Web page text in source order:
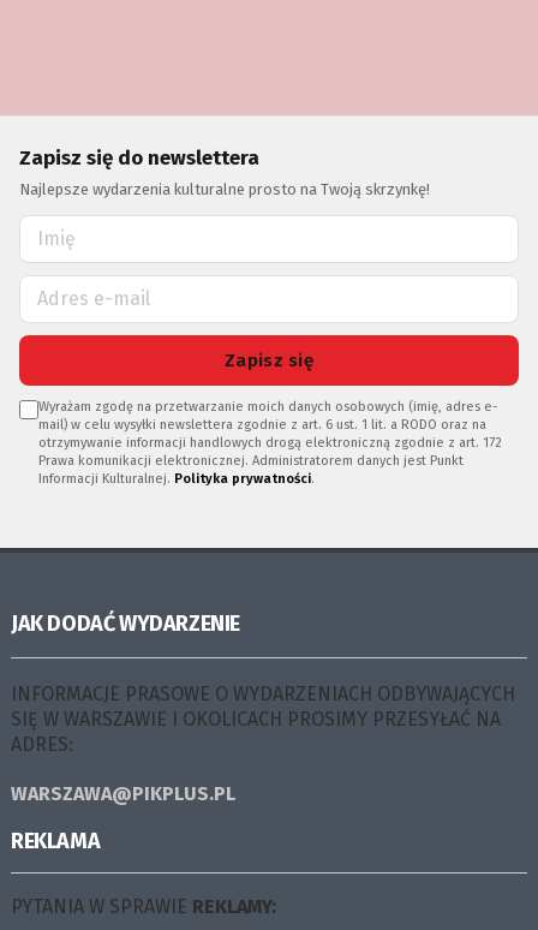
Zapisz się do newslettera
Najlepsze wydarzenia kulturalne prosto na Twoją skrzynkę!
Zapisz się
Wyrażam zgodę na przetwarzanie moich danych osobowych (imię, adres e-
mail) w celu wysyłki newslettera zgodnie z art. 6 ust. 1 lit. a RODO oraz na
otrzymywanie informacji handlowych drogą elektroniczną zgodnie z art. 172
Prawa komunikacji elektronicznej. Administratorem danych jest Punkt
Informacji Kulturalnej. Polityka prywatności.
JAK DODAĆ WYDARZENIE
INFORMACJE PRASOWE O WYDARZENIACH ODBYWAJĄCYCH
SIĘ W WARSZAWIE I OKOLICACH PROSIMY PRZESYŁAĆ NA
ADRES:
WARSZAWA@PIKPLUS.PL
REKLAMA
PYTANIA W SPRAWIE REKLAMY: